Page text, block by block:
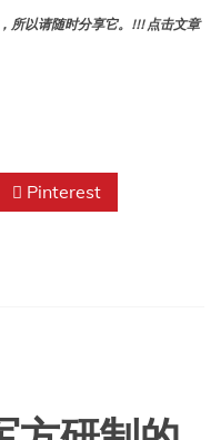
所以请随时分享它。!!! 点击文章
Pinterest